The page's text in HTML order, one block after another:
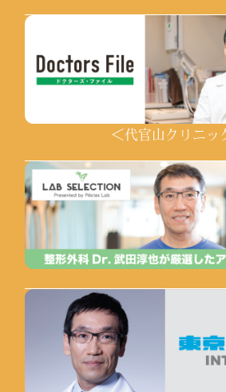
＜代官山クリニッ